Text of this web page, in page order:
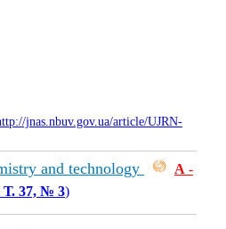
jnas.nbuv.gov.ua/article/UJRN-
and technology А -
Т. 37, № 3)